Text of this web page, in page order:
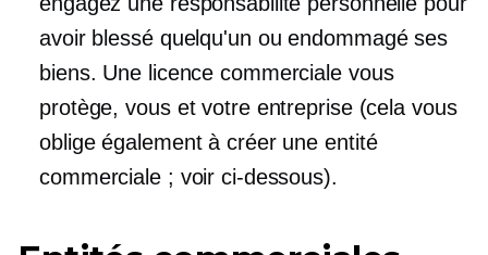
avoir blessé quelqu'un ou endommagé ses
biens. Une licence commerciale vous
protège, vous et votre entreprise (cela vous
oblige également à créer une entité
commerciale ; voir ci-dessous).